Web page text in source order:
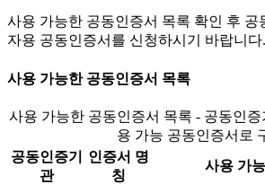
사용 가능한 공동인증서 목록 확인 후 공
자용 공동인증서를 신청하시기 바랍니다.
사용 가능한 공동인증서 목록
사용 가능한 공동인증서 목록 - 공동인
용 가능 공동인증서로
공동인증기
관
인증서 명
칭
사용 가